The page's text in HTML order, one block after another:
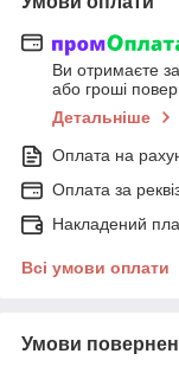
Ви отримаєте
або гроші
Детальніше
Оплата на
Оплата за
Накладений
Всі умови оплати
Умови